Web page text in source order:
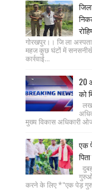
गोरखपुर।। जि ला
महज कुछ घंटों में
कार्रवाई...
20
को
मुख्य विकास अधिकारी
एक
गुरुओं
करने के लिए *"एक पेड़